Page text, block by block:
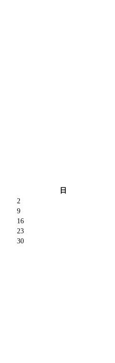
日
2
9
16
23
30